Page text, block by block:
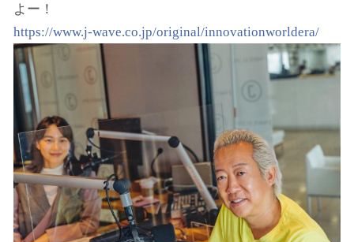
よー！
https://www.j-wave.co.jp/original/innovationworldera/